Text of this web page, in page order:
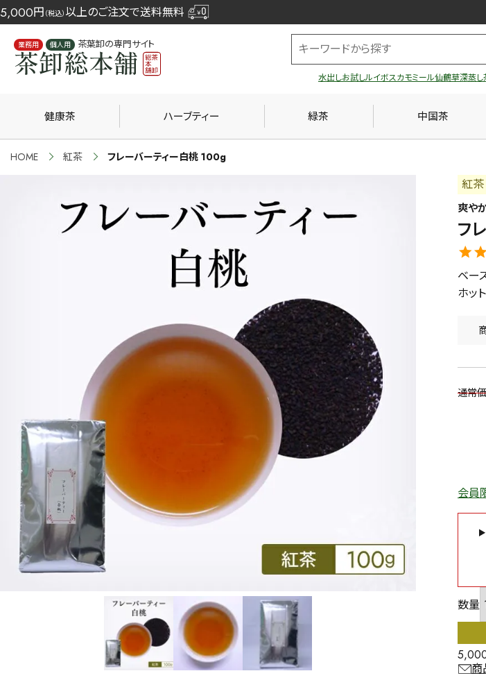
5,000円 （税込） 以上のご注文で送料無料
業務用 個人用 茶葉卸の専門サイト
水出しお試しルイボスカモミール仙鶴草深蒸し
健康茶 ハーブティー 緑茶 中国茶
HOME 紅茶 フレーバーティー白桃 100g
紅茶
爽や
フ
ベー
ホッ
通常
会員
商